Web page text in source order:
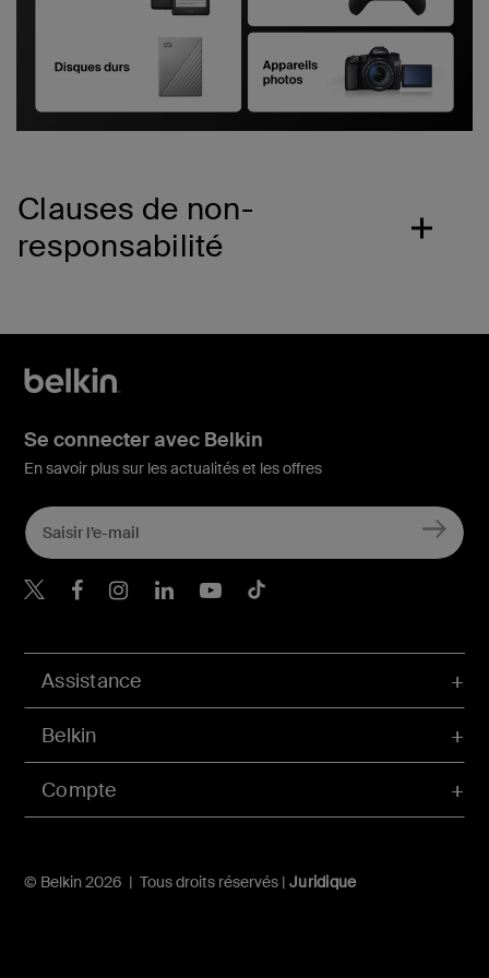
Clauses de non-
responsabilité
Compte
Assistance
Belkin
© Belkin 2026 | Tous droits réservés | Juridique
Se connecter avec Belkin
En savoir plus sur les actualités et les offres
Belkin Twitter
Belkin Facebook
Belkin Instagram
Belkin LinkedIn
Belkin Youtube
Belkin TikTok